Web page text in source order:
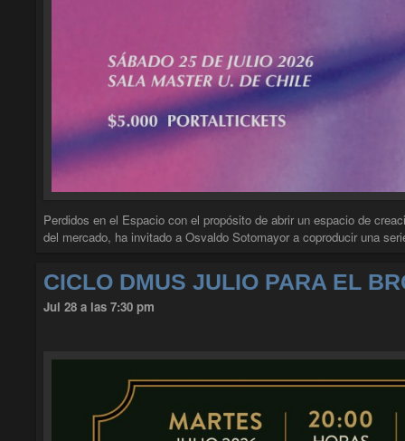
Perdidos en el Espacio con el propósito de abrir un espacio de
del mercado, ha invitado a Osvaldo Sotomayor a coproducir una
CICLO DMUS JULIO PARA EL
Jul 28 a las 7:30 pm